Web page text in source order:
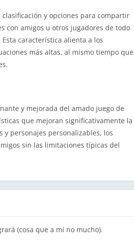
y opciones para compartir
con amigos u otros jugadores de todo
característica alienta a los
más altas, al mismo tiempo que
y mejorada del amado juego de
que mejoran significativamente la
y personajes personalizables, los
sin las limitaciones típicas del
(cosa que a mí no mucho).